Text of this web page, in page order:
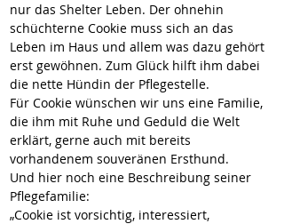
nur das Shelter Leben. Der ohnehin
schüchterne Cookie muss sich an das
Leben im Haus und allem was dazu gehört
erst gewöhnen. Zum Glück hilft ihm dabei
die nette Hündin der Pflegestelle.
Für Cookie wünschen wir uns eine Familie,
die ihm mit Ruhe und Geduld die Welt
erklärt, gerne auch mit bereits
vorhandenem souveränen Ersthund.
Und hier noch eine Beschreibung seiner
Pflegefamilie:
„Cookie ist vorsichtig, interessiert,